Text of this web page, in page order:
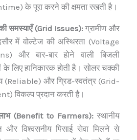
के पूरा करने की क्षमता रखती है।
समस्याएँ (Grid Issues): ग्रामीण और
में वोल्टेज की अस्थिरता (Voltage
और बार-बार होने वाली बिजली
के लिए हानिकारक होती है। सोलर चक्की
(Reliable) और ग्रिड-स्वतंत्र (Grid-
विकल्प प्रदान करती है।
(Benefit to Farmers):स्थानीय
और विश्वसनीय पिसाई सेवा मिलने से